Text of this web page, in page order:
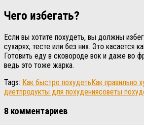
Чего избегать?
Если вы хотите похудеть, вы должны
сухарях, тесте или без них. Это касается
Готовить еду в сковороде вок и даже во
ведь это тоже жарка.
Tags: Как быстро похудеть Как правильно
диетпродукты для похудениясоветы
8 комментариев